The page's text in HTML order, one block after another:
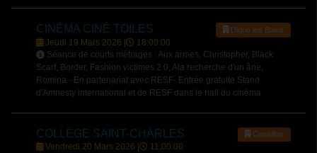
CINÉMA CINÉ TOILES Digne les Bains
Jeudi 19 Mars 2026 |
18:00:00
Séance de courts métrages : Aux armes, Christopher, Black
Scarf, Border, Fashion victimes 2.0, Ala recherche d'un âne,
Romina - En partenariat avec RESF- Entrée gratuite Stand
d'Amnesty international et de RESF dans le hall du cinéma
COLLÈGE SAINT-CHARLES Cavaillon
Vendredi 20 Mars 2026 | 11:00:00